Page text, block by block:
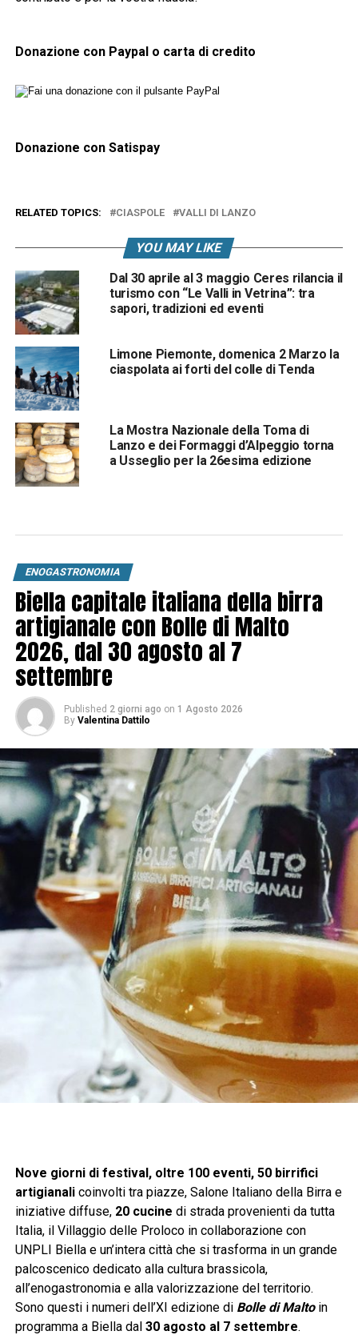
Donazione con Paypal o carta di credito
Donazione con Satispay
RELATED TOPICS: CIASPOLE VALLI DI LANZO
YOU MAY LIKE
Dal 30 aprile al 3 maggio Ceres rilancia il
turismo con “Le Valli in Vetrina”: tra
sapori, tradizioni ed eventi
Limone Piemonte, domenica 2 Marzo la
ciaspolata ai forti del colle di Tenda
La Mostra Nazionale della Toma di
Lanzo e dei Formaggi d’Alpeggio torna
a Usseglio per la 26esima edizione
ENOGASTRONOMIA
Biella capitale italiana della birra
artigianale con Bolle di Malto
2026, dal 30 agosto al 7
settembre
Published 2 giorni ago on 1 Agosto 2026
By Valentina Dattilo
Nove giorni di festival, oltre 100 eventi, 50 birrifici
artigianalicoinvolti tra piazze, Salone Italiano della Birra e
iniziative diffuse,20 cucine di strada provenienti da tutta
Italia, il Villaggio delle Proloco in collaborazione con
UNPLI Biella e un’intera città che si trasforma in un grande
palcoscenico dedicato alla cultura brassicola,
all’enogastronomia e alla valorizzazione del territorio.
Sono questi i numeri dell’XI edizione di Bolle di Maltoin
programma a Biella dal 30 agosto al 7 settembre.